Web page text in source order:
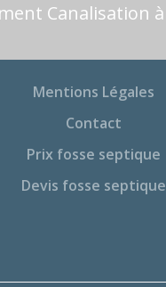
Canalisation à
Mentions Légales
Contact
Prix fosse septique
Devis fosse septique